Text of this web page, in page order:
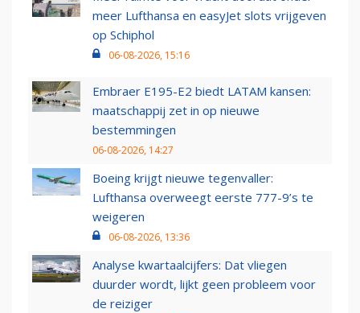
meer Lufthansa en easyJet slots vrijgeven
op Schiphol
06-08-2026, 15:16
Embraer E195-E2 biedt LATAM kansen:
maatschappij zet in op nieuwe
bestemmingen
06-08-2026, 14:27
Boeing krijgt nieuwe tegenvaller:
Lufthansa overweegt eerste 777-9’s te
weigeren
06-08-2026, 13:36
Analyse kwartaalcijfers: Dat vliegen
duurder wordt, lijkt geen probleem voor
de reiziger